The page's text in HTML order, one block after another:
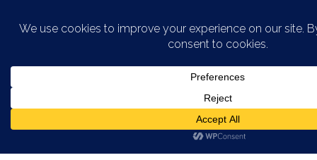
DOCUMENTAL PUERTO RICO
EVENTOS CULTURALES EN PUERTO RICO/EVENTOS EN LA